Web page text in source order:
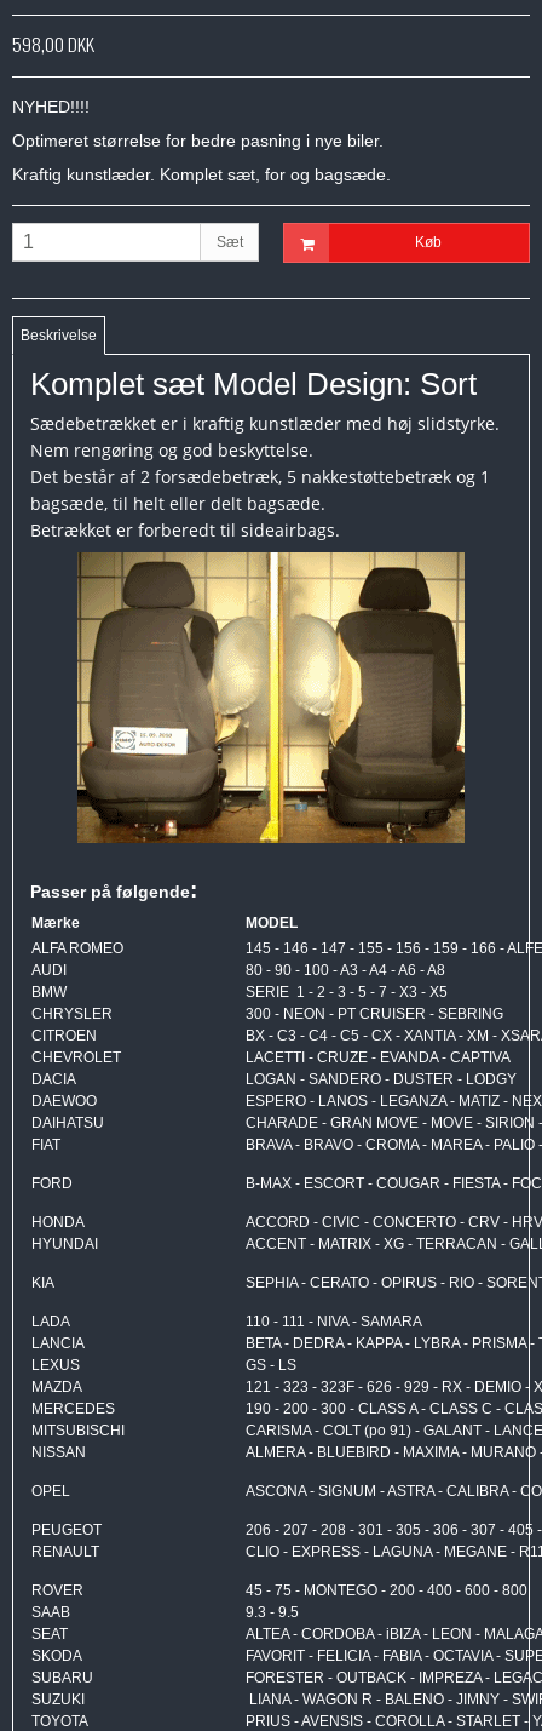
598,00 DKK
NYHED!!!!
Optimeret størrelse for bedre pasning i nye biler.
Kraftig kunstlæder. Komplet sæt, for og bagsæde.
Sæt Køb
Beskrivelse
Komplet sæt Model Design: Sort
Sædebetrækket er i kraftig kunstlæder med høj slidstyrke.
Nem rengøring og god beskyttelse.
Det består af 2 forsædebetræk, 5 nakkestøttebetræk og 1
bagsæde, til helt eller delt bagsæde.
Betrækket er forberedt til sideairbags.
Passer på følgende:
Mærke
MODEL
ALFA ROMEO
145 - 146 - 147 - 155 - 156 - 159 - 166 -
AUDI
80 - 90 - 100 - A3 - A4 - A6 - A8
BMW
SERIE 1 - 2 - 3 - 5 - 7 - X3 - X5
CHRYSLER
300 - NEON - PT CRUISER - SEBRING
CITROEN
BX - C3 - C4 - C5 - CX - XANTIA - XM -
CHEVROLET
LACETTI - CRUZE - EVANDA - CAPTIVA
DACIA
LOGAN - SANDERO - DUSTER - LODGY
DAEWOO
ESPERO - LANOS - LEGANZA - MATIZ -
DAIHATSU
CHARADE - GRAN MOVE - MOVE - SIRION
FIAT
BRAVA - BRAVO - CROMA - MAREA -
FORD B-MAX - ESCORT - COUGAR - FIESTA -
HONDA
ACCORD - CIVIC - CONCERTO - CRV -
HYUNDAI
ACCENT - MATRIX - XG - TERRACAN -
KIA SEPHIA - CERATO - OPIRUS - RIO -
LADA
110 - 111 - NIVA - SAMARA
LANCIA
BETA - DEDRA - KAPPA - LYBRA - PRISMA
LEXUS
GS - LS
MAZDA
121 - 323 - 323F - 626 - 929 - RX - DEMIO -
MERCEDES
190 - 200 - 300 - CLASS A - CLASS C -
MITSUBISCHI
CARISMA - COLT (po 91) - GALANT -
NISSAN
ALMERA - BLUEBIRD - MAXIMA -
OPEL ASCONA - SIGNUM - ASTRA - CALIBRA -
PEUGEOT
206 - 207 - 208 - 301 - 305 - 306 - 307 -
RENAULT
CLIO - EXPRESS - LAGUNA - MEGANE -
ROVER
45 - 75 - MONTEGO - 200 - 400 - 600 - 800
SAAB
9.3 - 9.5
SEAT
ALTEA - CORDOBA - iBIZA - LEON -
SKODA
FAVORIT - FELICIA - FABIA - OCTAVIA -
SUBARU
FORESTER - OUTBACK - IMPREZA -
SUZUKI
LIANA - WAGON R - BALENO - JIMNY -
TOYOTA
PRIUS - AVENSIS - COROLLA - STARLET -